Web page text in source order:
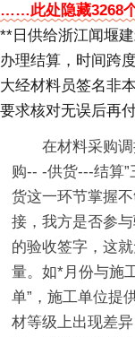
……此处隐藏3268
**日供给浙江闻堰
办理结算，时间跨
大经材料员签名非
要求核对无误后再付
在材料采购
购-- -供货---结算
货这一环节掌握
接，我方是否参
的验收签字，这
量。如*月份与施
单”，施工单位提
材等级上出现差